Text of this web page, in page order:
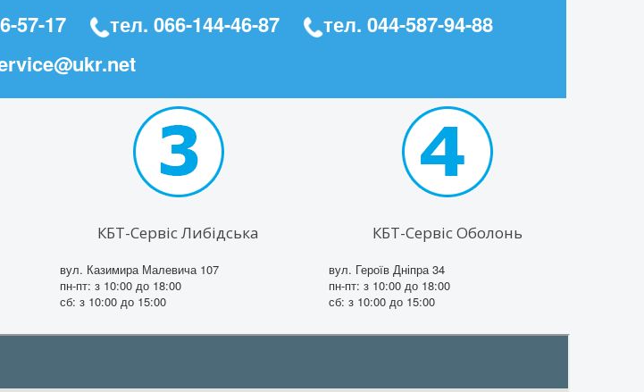
57-17 тел. 066-144-46-87 тел. 044-587-94-88
КБТ-Сервіс Либідська
вул. Казимира Малевича 107
пн-пт: з 10:00 до 18:00
сб: з 10:00 до 15:00
КБТ-Сервіс Оболонь
вул. Героїв Дніпра 34
пн-пт: з 10:00 до 18:00
сб: з 10:00 до 15:00